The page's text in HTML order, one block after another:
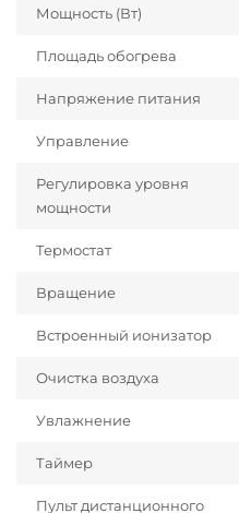
Мощность (Вт)
Площадь обогрева
Напряжение питания
Управление
Регулировка уровня
мощности
Термостат
Вращение
Встроенный ионизатор
Очистка воздуха
Увлажнение
Таймер
Пульт дистанционного